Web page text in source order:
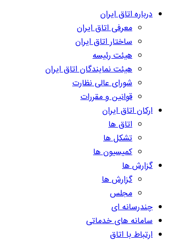
درباره اتاق ایران
معرفی اتاق ایران
ساختار اتاق ایران
هیئت رئیسه
هیئت نمایندگان اتاق ایران
شورای عالی نظارت
قوانین و مقررات
ارکان اتاق ایران
اتاق ها
تشکل ها
کمیسیون ها
گزارش ها
گزارش ها
مجلس
چندرسانه ای
سامانه های خدماتی
ارتباط با اتاق